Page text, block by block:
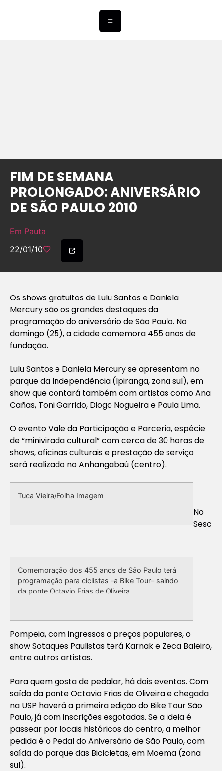
FIM DE SEMANA
PROLONGADO: ANIVERSÁRIO
DE SÃO PAULO 2010
Em Pauta
22/01/10
Os shows gratuitos de Lulu Santos e Daniela
Mercury são os grandes destaques da
programação do aniversário de São Paulo. No
domingo (25), a cidade comemora 455 anos de
fundação.
Lulu Santos e Daniela Mercury se apresentam no
parque da Independência (Ipiranga, zona sul), em
show que contará também com artistas como Ana
Cañas, Toni Garrido, Diogo Nogueira e Paula Lima.
O evento Vale da Participação e Parceria, espécie
de “minivirada cultural” com cerca de 30 horas de
shows, oficinas culturais e prestação de serviço
será realizado no Anhangabaú (centro).
Tuca Vieira/Folha Imagem
Comemoração dos 455 anos de São Paulo terá
programação para ciclistas –a Bike Tour– saindo
da ponte Octavio Frias de Oliveira
No
Sesc
Pompeia, com ingressos a preços populares, o
show Sotaques Paulistas terá Karnak e Zeca Baleiro,
entre outros artistas.
Para quem gosta de pedalar, há dois eventos. Com
saída da ponte Octavio Frias de Oliveira e chegada
na USP haverá a primeira edição do Bike Tour São
Paulo, já com inscrições esgotadas. Se a ideia é
passear por locais históricos do centro, a melhor
pedida é o Pedal do Aniversário de São Paulo, com
saída do parque das Bicicletas, em Moema (zona
sul).